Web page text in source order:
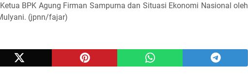
BPK Agung Firman Sampurna dan Situasi Ekonomi Nasional oleh
(jpnn/fajar)